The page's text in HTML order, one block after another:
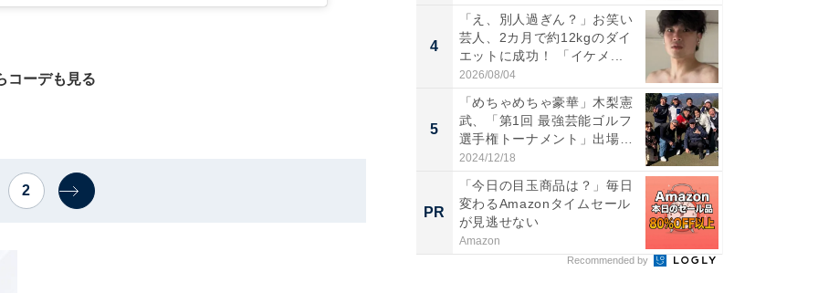
コーデも見る
2
4
「え、別人過ぎん？」お笑い
芸人、2カ月で約12kgのダイ
エットに成功！ 「イケメ...
2026/08/04
5
「めちゃめちゃ豪華」木梨憲
武、「第1回 最強芸能ゴルフ
選手権トーナメント」出場
メ...
2024/12/18
PR
「今日の目玉商品は？」毎日
変わるAmazonタイムセール
が見逃せない
Amazon
Recommended by